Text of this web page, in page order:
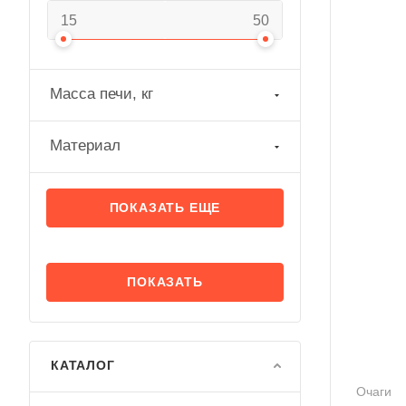
Очаги
Масса печи, кг
Материал
ПОКАЗАТЬ ЕЩЕ
КАТАЛОГ